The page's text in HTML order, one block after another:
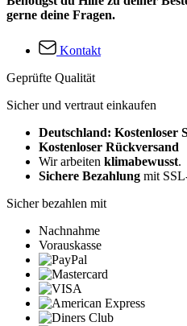
gerne deine Fragen.
Kontakt
Geprüfte Qualität
Sicher und vertraut einkaufen
Deutschland: Kostenloser
Kostenloser Rückversand
Wir arbeiten klimabewusst.
Sichere Bezahlung mit
Sicher bezahlen mit
Nachnahme
Vorauskasse